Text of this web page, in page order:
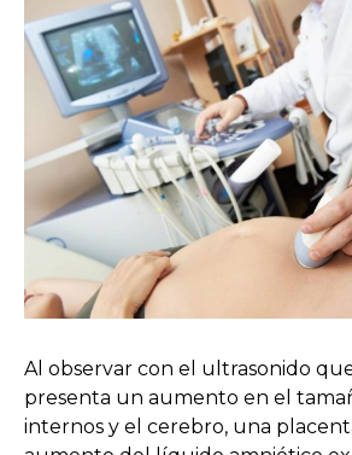
Al observar con el ultrasonido
presenta un aumento en el
internos y el cerebro, una